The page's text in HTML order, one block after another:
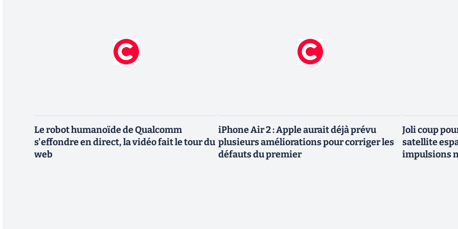
Le robot humanoïde de Qualcomm
s'effondre en direct, la vidéo fait le tour du
web
iPhone Air 2 : Apple aurait déjà prévu
plusieurs améliorations pour corriger les
défauts du premier
Joli coup
satellite
impulsions